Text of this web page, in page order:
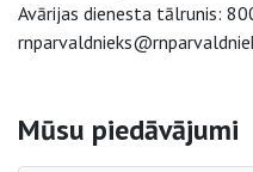
Avārijas dienesta tālrunis:
Sāna navigācija
Mūsu piedāvājumi